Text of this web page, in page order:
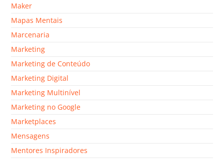
Maker
Mapas Mentais
Marcenaria
Marketing
Marketing de Conteúdo
Marketing Digital
Marketing Multinível
Marketing no Google
Marketplaces
Mensagens
Mentores Inspiradores